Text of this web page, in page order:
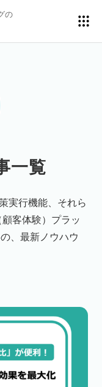
の
マーケティング
クリエイティブ
一覧
実行機能、それら
客体験）プラッ
、最新ノウハウ